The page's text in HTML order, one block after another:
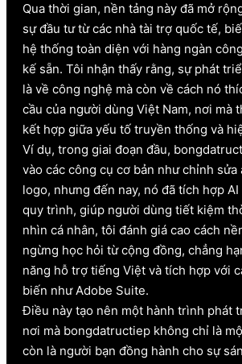
Qua thời gian, nền tảng này đã mở
sự đầu tư từ các nhà tài trợ quốc tế,
hệ thống toàn diện với hàng ngàn
kế sẵn. Tôi nhận thấy rằng, sự phát
là về công nghệ mà còn về cách nó
cầu của người dùng Việt Nam, nơi mà
kết hợp giữa yếu tố truyền thống và
Ví dụ, trong giai đoạn đầu,
vào các công cụ cơ bản như chỉnh sửa
logo, nhưng đến nay, nó đã tích hợp
quy trình, giúp người dùng tiết kiệm
nhìn cá nhân, tôi đánh giá cao cách
ngừng học hỏi từ cộng đồng, chẳng
năng hỗ trợ tiếng Việt và tích hợp với
biến như Adobe Suite.
Điều này tạo nên một hành trình phát
nơi mà bongdatructiep không chỉ là
còn là người bạn đồng hành cho sự